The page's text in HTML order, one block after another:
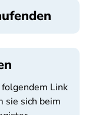
Link
sie sich beim